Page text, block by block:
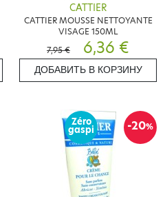
CATTIER
CATTIER MOUSSE NETTOYANTE
VISAGE 150ML
7,95 €
6,36 €
ДОБАВИТЬ В КОРЗИНУ
-20%
Zéro
gaspi